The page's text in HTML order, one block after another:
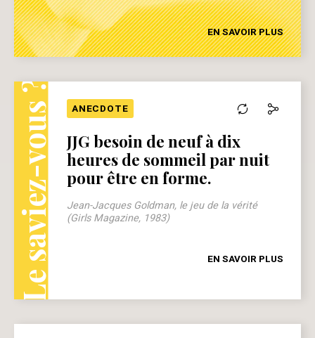
EN SAVOIR PLUS
Le saviez-vous ? ANECDOTE
JJG besoin de neuf à dix
heures de sommeil par nuit
pour être en forme.
Jean-Jacques Goldman, le jeu de la vérité
(Girls Magazine, 1983)
EN SAVOIR PLUS